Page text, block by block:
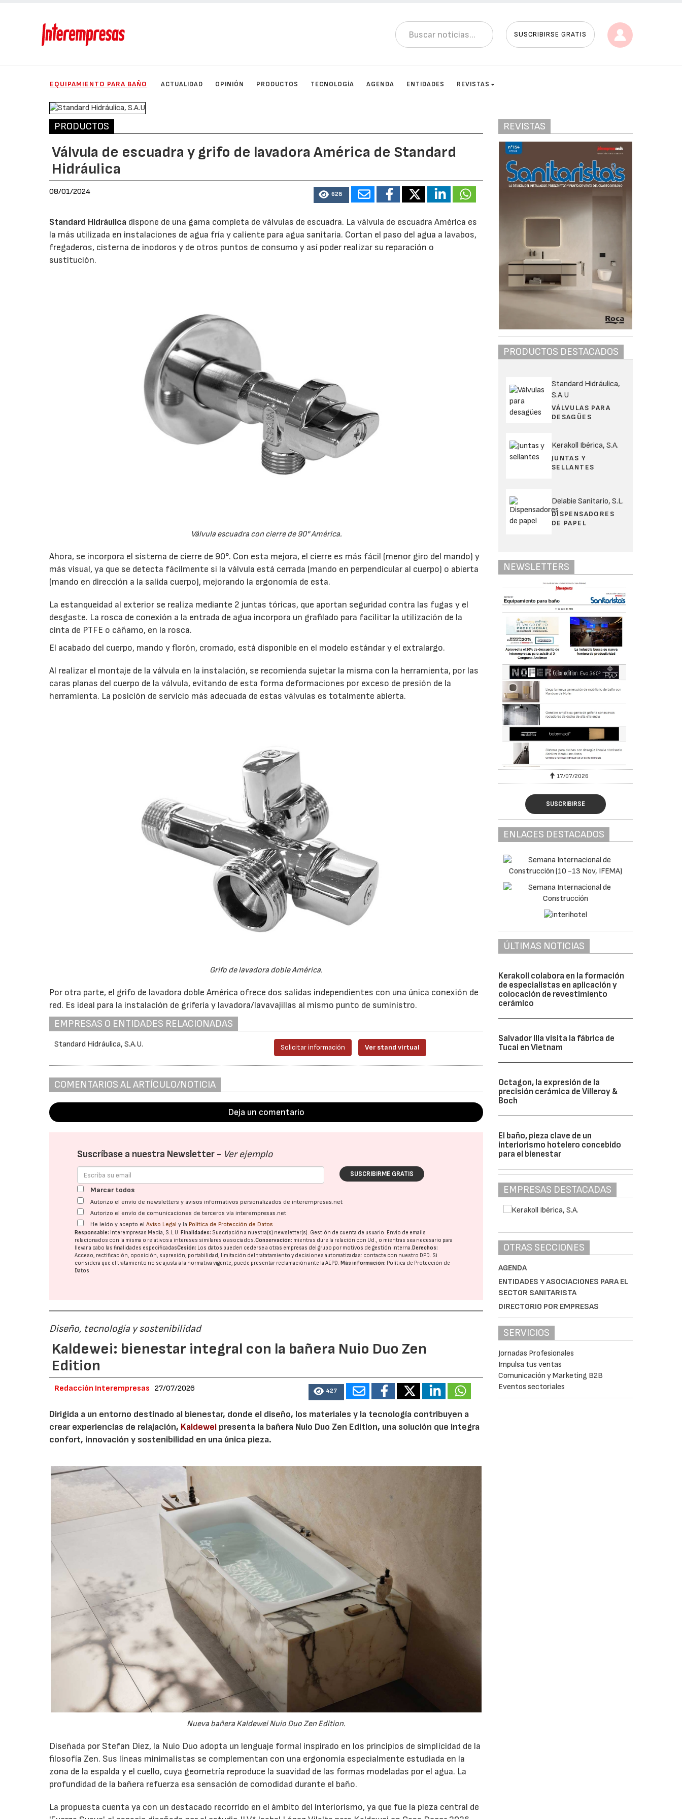
SUSCRIBIRSE GRATIS
EQUIPAMIENTO PARA BAÑO ACTUALIDAD OPINIÓN PRODUCTOS TECNOLOGÍA AGENDA ENTIDADES REVISTAS
PRODUCTOS
Válvula de escuadra y grifo de lavadora América de Standard
Hidráulica
08/01/2024 628
Standard Hidráulica dispone de una gama completa de válvulas de escuadra. La válvula de escuadra América es
la más utilizada en instalaciones de agua fría y caliente para agua sanitaria. Cortan el paso del agua a lavabos,
fregaderos, cisterna de inodoros y de otros puntos de consumo y así poder realizar su reparación o
sustitución.
Válvula escuadra con cierre de 90° América.
Ahora, se incorpora el sistema de cierre de 90°. Con esta mejora, el cierre es más fácil (menor giro del mando) y
más visual, ya que se detecta fácilmente si la válvula está cerrada (mando en perpendicular al cuerpo) o abierta
(mando en dirección a la salida cuerpo), mejorando la ergonomía de esta.
La estanqueidad al exterior se realiza mediante 2 juntas tóricas, que aportan seguridad contra las fugas y el
desgaste. La rosca de conexión a la entrada de agua incorpora un grafilado para facilitar la utilización de la
cinta de PTFE o cáñamo, en la rosca.
El acabado del cuerpo, mando y florón, cromado, está disponible en el modelo estándar y el extralargo.
Al realizar el montaje de la válvula en la instalación, se recomienda sujetar la misma con la herramienta, por las
caras planas del cuerpo de la válvula, evitando de esta forma deformaciones por exceso de presión de la
herramienta. La posición de servicio más adecuada de estas válvulas es totalmente abierta.
Grifo de lavadora doble América.
Por otra parte, el grifo de lavadora doble América ofrece dos salidas independientes con una única conexión de
red. Es ideal para la instalación de grifería y lavadora/lavavajillas al mismo punto de suministro.
EMPRESAS O ENTIDADES RELACIONADAS
Standard Hidráulica, S.A.U. Solicitar información Ver stand virtual
COMENTARIOS AL ARTÍCULO/NOTICIA
Deja un comentario
Suscríbase a nuestra Newsletter - Ver ejemplo
SUSCRIBIRME GRATIS
Marcar todos
Autorizo el envío de newsletters y avisos informativos personalizados de interempresas.net
Autorizo el envío de comunicaciones de terceros vía interempresas.net
He leído y acepto elAviso Legal y la Política de Protección de Datos
Responsable: Interempresas Media, S.L.U. Finalidades: Suscripción a nuestra(s) newsletter(s). Gestión de cuenta de usuario. Envío de emails
relacionados con la misma o relativos a intereses similares o asociados.Conservación: mientras dure la relación con Ud., o mientras sea necesario para
llevar a cabo las finalidades especificadasCesión: Los datos pueden cederse a otras empresas del grupo por motivos de gestión interna. Derechos:
Acceso, rectificación, oposición, supresión, portabilidad, limitación del tratatamiento y decisiones automatizadas: contacte con nuestro DPD. Si
considera que el tratamiento no se ajusta a la normativa vigente, puede presentar reclamación ante laAEPD. Más información: Política de Protección de
Datos
Diseño, tecnología y sostenibilidad
Kaldewei: bienestar integral con la bañera Nuio Duo Zen
Edition
Redacción Interempresas 27/07/2026 427
Dirigida a un entorno destinado al bienestar, donde el diseño, los materiales y la tecnología contribuyen a
crear experiencias de relajación, Kaldewei presenta la bañera Nuio Duo Zen Edition, una solución que integra
confort, innovación y sostenibilidad en una única pieza.
Nueva bañera Kaldewei Nuio Duo Zen Edition.
Diseñada por Stefan Diez, la Nuio Duo adopta un lenguaje formal inspirado en los principios de simplicidad de la
filosofía Zen. Sus líneas minimalistas se complementan con una ergonomía especialmente estudiada en la
zona de la espalda y el cuello, cuya geometría reproduce la suavidad de las formas modeladas por el agua. La
profundidad de la bañera refuerza esa sensación de comodidad durante el baño.
La propuesta cuenta ya con un destacado recorrido en el ámbito del interiorismo, ya que fue la pieza central de
REVISTAS
PRODUCTOS DESTACADOS
Standard Hidráulica,
S.A.U
VÁLVULAS PARA
DESAGÜES
Kerakoll Ibérica, S.A.
JUNTAS Y
SELLANTES
Delabie Sanitario, S.L.
DISPENSADORES
DE PAPEL
NEWSLETTERS
17/07/2026
SUSCRIBIRSE
ENLACES DESTACADOS
ÚLTIMAS NOTICIAS
Kerakoll colabora en la formación
de especialistas en aplicación y
colocación de revestimiento
cerámico
Salvador Illa visita la fábrica de
Tucai en Vietnam
Octagon, la expresión de la
precisión cerámica de Villeroy &
Boch
El baño, pieza clave de un
interiorismo hotelero concebido
para el bienestar
EMPRESAS DESTACADAS
OTRAS SECCIONES
AGENDA
ENTIDADES Y ASOCIACIONES PARA EL
SECTOR SANITARISTA
DIRECTORIO POR EMPRESAS
SERVICIOS
Jornadas Profesionales
Impulsa tus ventas
Comunicación y Marketing B2B
Eventos sectoriales